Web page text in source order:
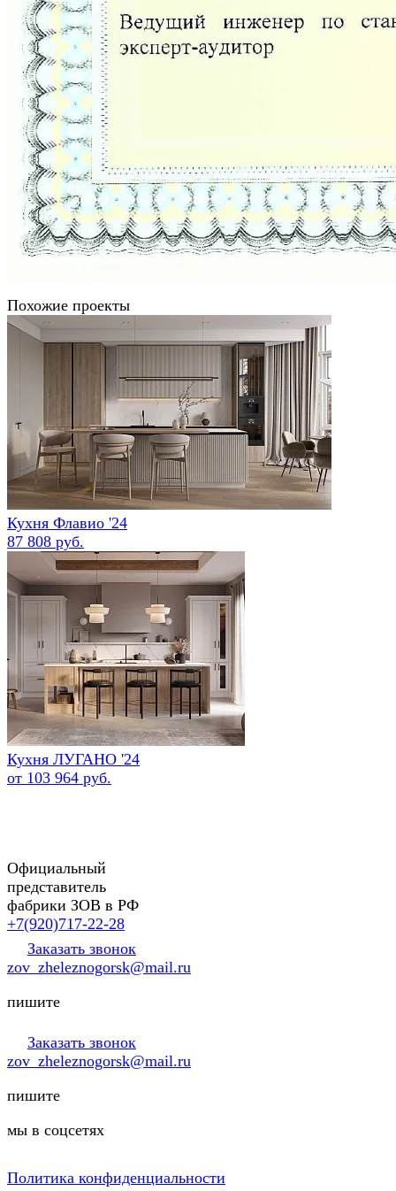
Похожие проекты
Кухня Флавио '24
87 808 руб.
Кухня ЛУГАНО '24
от 103 964 руб.
Официальный
представитель
фабрики ЗОВ в РФ
+7(920)717-22-28
Заказать звонок
zov_zheleznogorsk@mail.ru
пишите
Заказать звонок
zov_zheleznogorsk@mail.ru
пишите
мы в соцсетях
Политика конфиденциальности